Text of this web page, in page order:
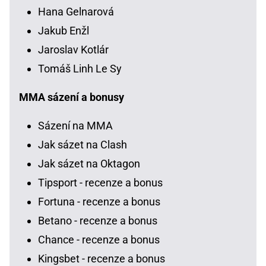
Hana Gelnarová
Jakub Enžl
Jaroslav Kotlár
Tomáš Linh Le Sy
MMA sázení a bonusy
Sázení na MMA
Jak sázet na Clash
Jak sázet na Oktagon
Tipsport - recenze a bonus
Fortuna - recenze a bonus
Betano - recenze a bonus
Chance - recenze a bonus
Kingsbet - recenze a bonus